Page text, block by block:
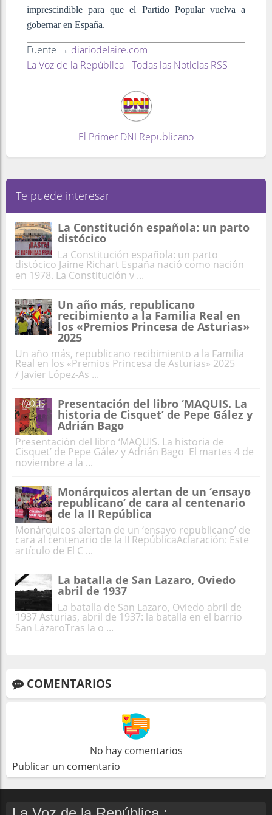
imprescindible para que el Partido Popular vuelva a
gobernar en España.
Fuente → diariodelaire.com
La Voz de la República - Todas las Noticias RSS
El Primer DNI Republicano
Te puede interesar
La Constitución española: un parto
distócico
La Constitución española: un parto
distócico Jaime Richart España nació como nación
en 1978. La Constitución v ...
Un año más, republicano
recibimiento a la Familia Real en
los «Premios Princesa de Asturias»
2025
Un año más, republicano recibimiento a la Familia
Real en los «Premios Princesa de Asturias» 2025
/ Javier López-As ...
Presentación del libro ‘MAQUIS. La
historia de Cisquet’ de Pepe Gález y
Adrián Bago
Presentación del libro ‘MAQUIS. La historia de
Cisquet’ de Pepe Gález y Adrián Bago El martes 4 de
noviembre a la ...
Monárquicos alertan de un ‘ensayo
republicano’ de cara al centenario
de la II República
Monárquicos alertan de un ‘ensayo republicano’ de
cara al centenario de la II RepúblicaAclaración: Este
artículo de El C ...
La batalla de San Lazaro, Oviedo
abril de 1937
La batalla de San Lazaro, Oviedo abril de
1937 Asturias, abril de 1937: la batalla en el barrio
San LázaroTras la o ...
COMENTARIOS
No hay comentarios
Publicar un comentario